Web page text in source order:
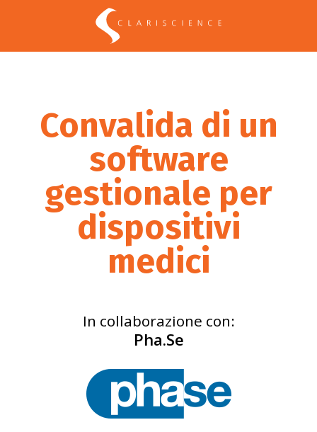
Convalida di un
software
gestionale per
dispositivi
medici
In collaborazione con:
Pha.Se